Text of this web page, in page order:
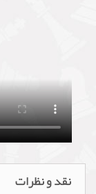
نقد و نظرات